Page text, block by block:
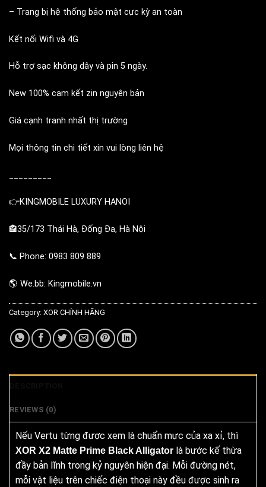
– Trang bị hệ thống bảo mật cực kỳ an toàn
Kết nối Wifi và 4G
Hỗ trợ sạc không dây và pin 5 ngày.
New 100% cam kết zin nguyên bản
Giá cạnh tranh nhất thị trường
Mọi thông tin chi tiết xin vui lòng liên hệ
👉KINGMOBILE LUXURY HANOI
🏤35/173 Thái Hà, Đống Đa, Hà Nội
📞 Phone: 0983 809 889
🌎 We.bb: Kingmobile.vn
Category: XOR CHÍNH HÃNG
REVIEWS (0)
Nếu Vertu từng được xem là chuẩn mực của xa xỉ, thì
XOR X2 Matte Prime Black Alligator là bước kế thừa
đầy bản lĩnh trong kỷ nguyên hiện đại. Mỗi đường nét,
mỗi vật liệu trên chiếc điện thoại này đều được sinh ra